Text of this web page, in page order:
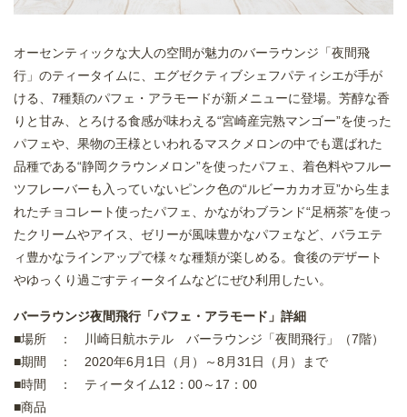
オーセンティックな大人の空間が魅力のバーラウンジ「夜間飛
行」のティータイムに、エグゼクティブシェフパティシエが手が
ける、7種類のパフェ・アラモードが新メニューに登場。芳醇な香
りと甘み、とろける食感が味わえる“宮崎産完熟マンゴー”を使った
パフェや、果物の王様といわれるマスクメロンの中でも選ばれた
品種である“静岡クラウンメロン”を使ったパフェ、着色料やフルー
ツフレーバーも入っていないピンク色の“ルビーカカオ豆”から生ま
れたチョコレート使ったパフェ、かながわブランド“足柄茶”を使っ
たクリームやアイス、ゼリーが風味豊かなパフェなど、バラエテ
ィ豊かなラインアップで様々な種類が楽しめる。食後のデザート
やゆっくり過ごすティータイムなどにぜひ利用したい。
バーラウンジ夜間飛行「パフェ・アラモード」詳細
■場所 ： 川崎日航ホテル バーラウンジ「夜間飛行」（7階）
■期間 ： 2020年6月1日（月）～8月31日（月）まで
■時間 ： ティータイム12：00～17：00
■商品